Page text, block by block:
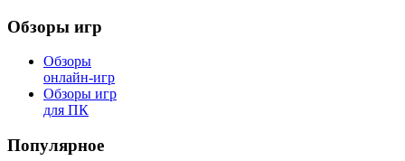
Обзоры игр
Обзоры
онлайн-игр
Обзоры игр
для ПК
Популярное